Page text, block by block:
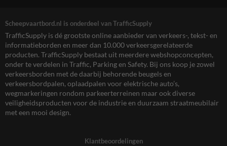
Scheepvaartbord.nl is onderdeel van TrafficSupply
TrafficSupply is dé grootste online aanbieder van verkeers-, tekst- en
informatieborden en meer dan 10.000 verkeersgerelateerde
producten. TrafficSupply bestaat uit meerdere webshopconcepten,
onder te verdelen in Traffic, Parking en Safety. Bij ons koop je zowel
verkeersborden met de daarbij behorende beugels en
verkeersbordpalen, oplaadpalen voor elektrische auto’s,
wegmarkeringen rondom parkeerterreinen maar ook diverse
veiligheidsproducten voor de industrie en duurzaam straatmeubilair
met een mooi design.
Klantbeoordelingen